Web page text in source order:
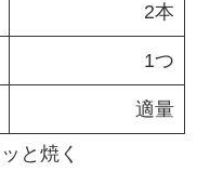
2本
1つ
適量
と焼く